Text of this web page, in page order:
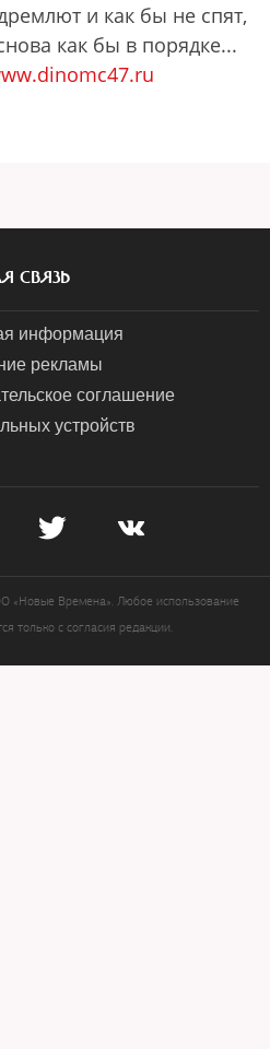
и как бы не спят,
как бы в порядке...
СВЯЗЬ
информация
рекламы
соглашение
устройств
«Новые Времена». Любое использование
только с согласия редакции.